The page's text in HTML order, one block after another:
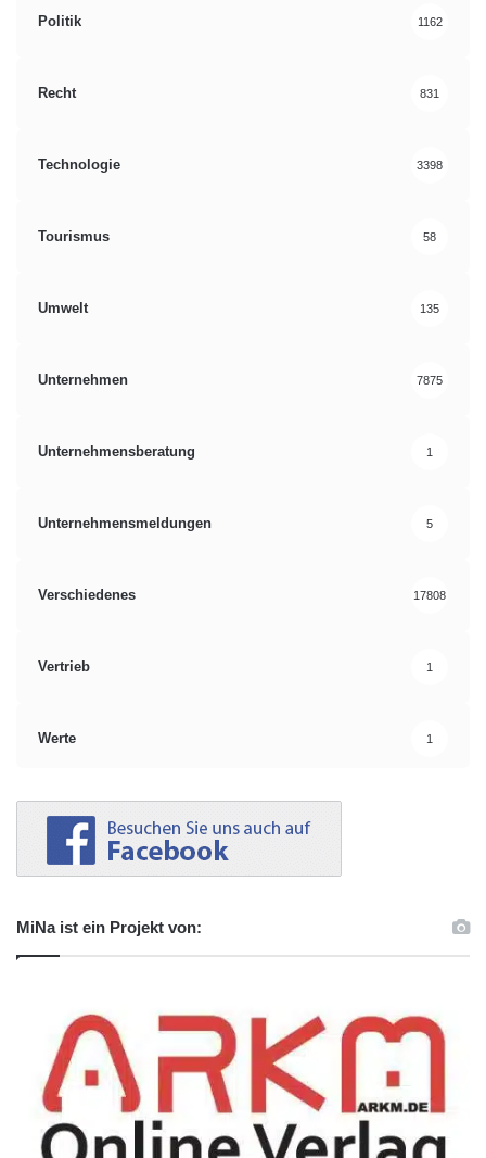
Politik 1162
Recht 831
Technologie 3398
Tourismus 58
Umwelt 135
Unternehmen 7875
Unternehmensberatung 1
Unternehmensmeldungen 5
Verschiedenes 17808
Vertrieb 1
Werte 1
MiNa ist ein Projekt von: